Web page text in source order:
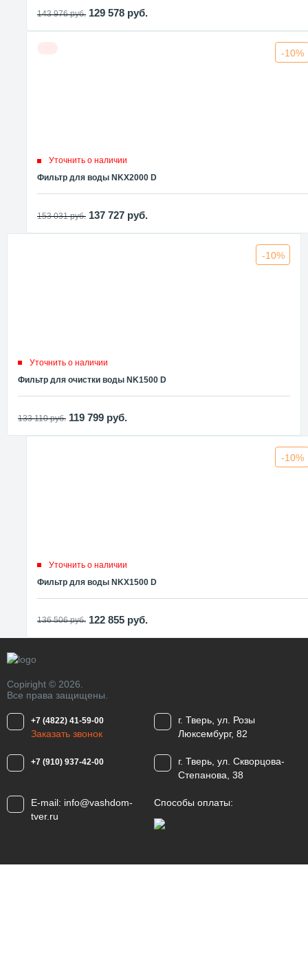
143 976руб. 129 578 руб.
-10%
Уточнить о наличии
Фильтр для воды NKX2000 D
153 031руб. 137 727 руб.
-10%
Уточнить о наличии
Фильтр для очистки воды NK1500 D
133 110руб. 119 799 руб.
-10%
Уточнить о наличии
Фильтр для воды NKX1500 D
136 506руб. 122 855 руб.
Copiright © 2026.
Все права защищены.
+7 (4822) 41-59-00
Заказать звонок
г. Тверь, ул. Розы
Люксембург, 82
+7 (910) 937-42-00
г. Тверь, ул. Скворцова-
Степанова, 38
E-mail: info@vashdom-
tver.ru
Способы оплаты: